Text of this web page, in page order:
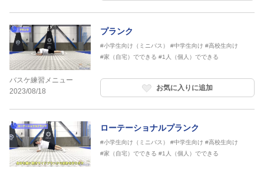
バスケ練習メニュー
2023/08/18
プランク
#小学生向け（ミニバス） #中学生向け #高校生向け
#家（自宅）でできる #1人（個人）でできる
お気に入りに追加
ローテーショナルプランク
#小学生向け（ミニバス） #中学生向け #高校生向け
#家（自宅）でできる #1人（個人）でできる